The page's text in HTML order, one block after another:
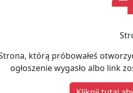
którą próbowałeś
ogłoszenie wygasło albo link